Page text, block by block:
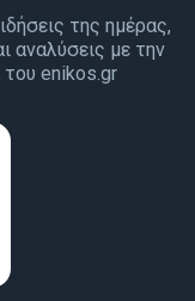
της ημέρας,
αναλύσεις με την
του enikos.gr